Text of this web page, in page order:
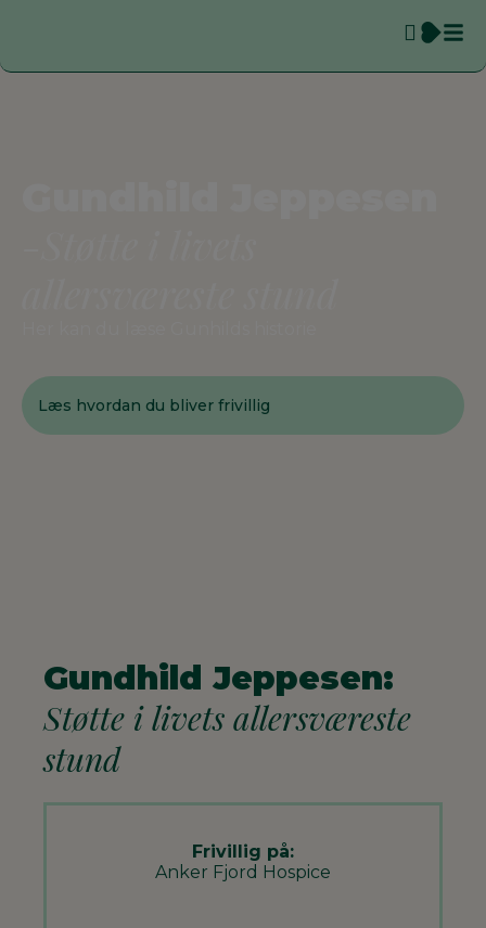
Læs hvordan du bliver frivillig
Gundhild Jeppesen:
Støtte i livets allersværeste
stund
Frivillig på:
Anker Fjord Hospice